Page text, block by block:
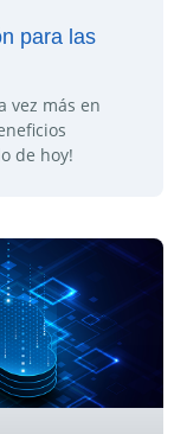
para las
vez más en
de hoy!